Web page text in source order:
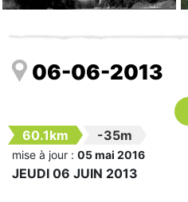
06-06-2013
60.1km -35m
mise à jour : 05 mai 2016
JEUDI 06 JUIN 2013